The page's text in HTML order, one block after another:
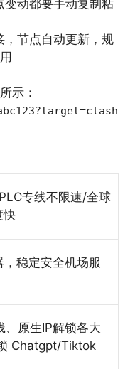
变动都要手动复制粘
，节点自动更新，规
示：
专线不限速/全球
快
稳定安全机场服
、原生IP解锁各大
Chatgpt/Tiktok